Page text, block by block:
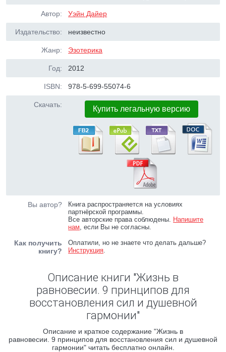
Автор: Уэйн Дайер
Издательство: неизвестно
Жанр: Эзотерика
Год: 2012
ISBN: 978-5-699-55074-6
Скачать: Купить легальную версию
Вы автор?
Книга распространяется на условиях
партнёрской программы.
Все авторские права соблюдены. Напишите
нам, если Вы не согласны.
Как получить
книгу?
Оплатили, но не знаете что делать дальше?
Инструкция.
Описание книги "Жизнь в
равновесии. 9 принципов для
восстановления сил и душевной
гармонии"
Описание и краткое содержание "Жизнь в
равновесии. 9 принципов для восстановления сил и душевной
гармонии" читать бесплатно онлайн.